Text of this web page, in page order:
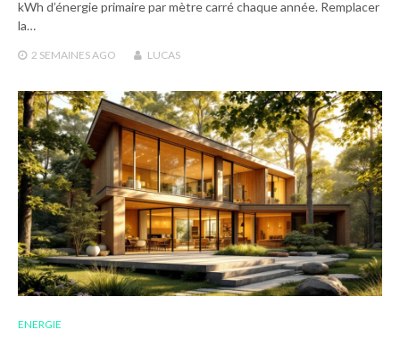
kWh d’énergie primaire par mètre carré chaque année. Remplacer
la…
2 SEMAINESAGO LUCAS
ENERGIE